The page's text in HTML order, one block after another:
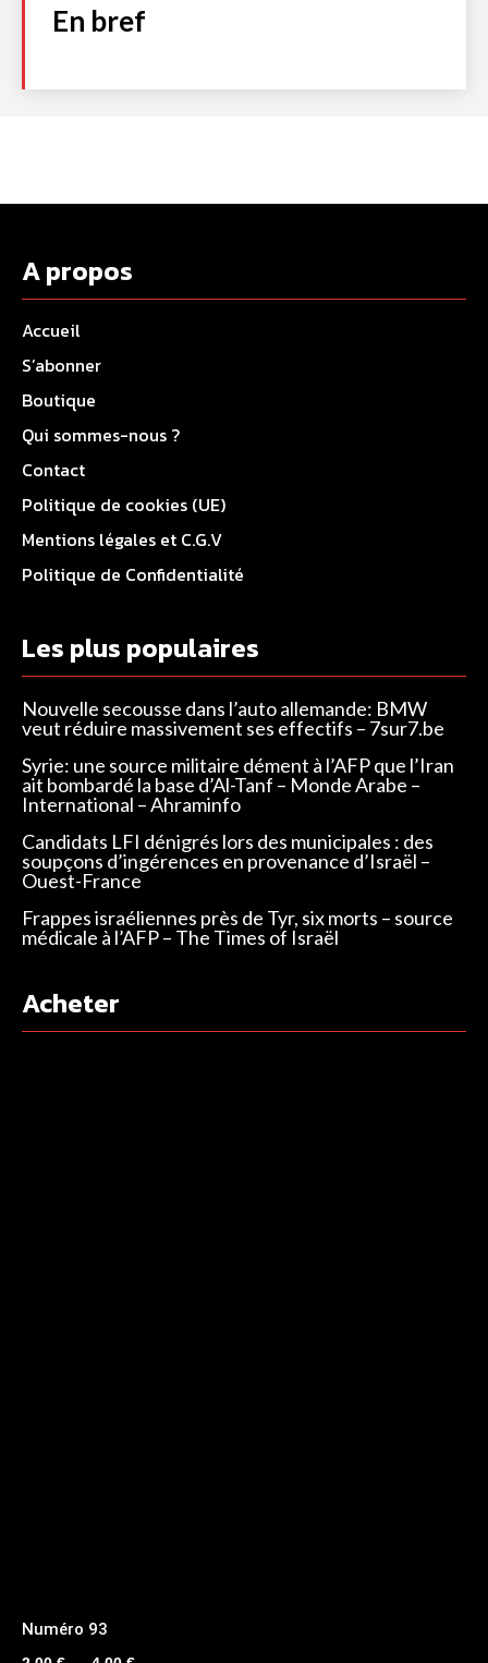
En bref
A propos
Accueil
S’abonner
Boutique
Qui sommes-nous ?
Contact
Politique de cookies (UE)
Mentions légales et C.G.V
Politique de Confidentialité
Les plus populaires
Nouvelle secousse dans l’auto allemande: BMW
veut réduire massivement ses effectifs – 7sur7.be
Syrie: une source militaire dément à l’AFP que l’Iran
ait bombardé la base d’Al-Tanf – Monde Arabe –
International – Ahraminfo
Candidats LFI dénigrés lors des municipales : des
soupçons d’ingérences en provenance d’Israël –
Ouest-France
Frappes israéliennes près de Tyr, six morts – source
médicale à l’AFP – The Times of Israël
Acheter
Numéro 93